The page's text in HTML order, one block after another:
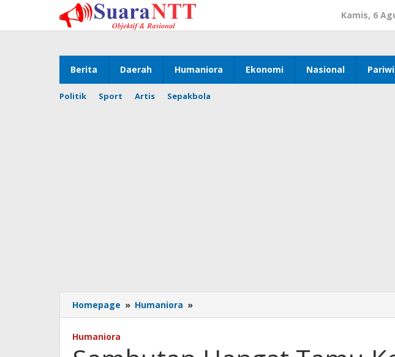
konten
Kamis, 6
Berita Daerah Humaniora Ekonomi Nasional
Politik Sport Artis Sepakbola
Homepage » Humaniora »
Hangat
Humaniora